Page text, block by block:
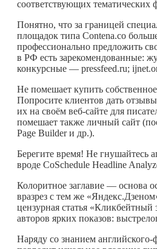
соответствующих тематических
Понятно, что за границей
площадок типа Contena.co
профессионально предложить
в РФ есть зарекомендованные:
конкурсные — pressfeed.ru;
Не помешает купить
Попросите клиентов дать
их на своём веб-сайте для
помешает также личный сайт
Page Builder и др.).
Берегите время! Не гнушайтесь
вроде CoSchedule Headline
Колоритное заглавие — основа
вразрез с тем же
цензурная статья «Кликбейтный
авторов ярких показов:
Наряду со знанием английского-